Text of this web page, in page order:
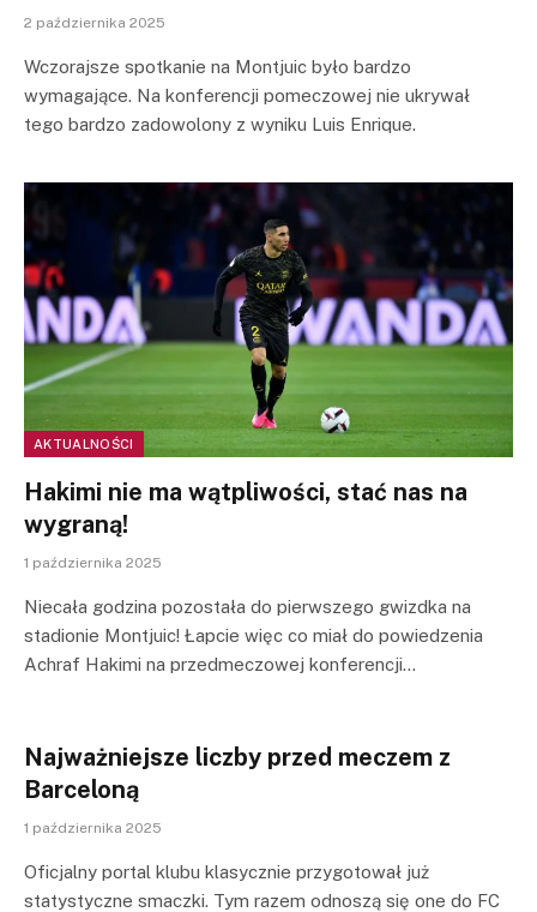
2 października 2025
Wczorajsze spotkanie na Montjuic było bardzo
wymagające. Na konferencji pomeczowej nie ukrywał
tego bardzo zadowolony z wyniku Luis Enrique.
AKTUALNOŚCI
Hakimi nie ma wątpliwości, stać nas na
wygraną!
1 października 2025
Niecała godzina pozostała do pierwszego gwizdka na
stadionie Montjuic! Łapcie więc co miał do powiedzenia
Achraf Hakimi na przedmeczowej konferencji…
Najważniejsze liczby przed meczem z
Barceloną
1 października 2025
Oficjalny portal klubu klasycznie przygotował już
statystyczne smaczki. Tym razem odnoszą się one do FC